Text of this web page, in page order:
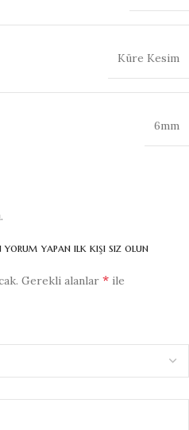
Küre Kesim
6mm
yorum yapan ilk kişi siz olun
Gerekli alanlar * ile